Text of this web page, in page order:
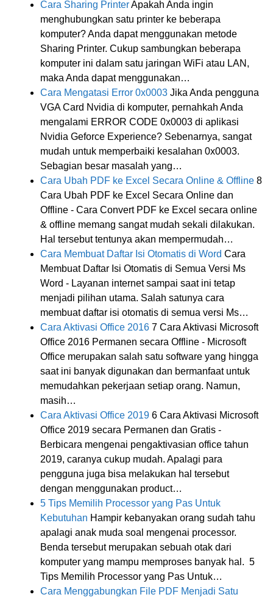
Cara Sharing PrinterApakah Anda ingin
menghubungkan satu printer ke beberapa
komputer? Anda dapat menggunakan metode
Sharing Printer. Cukup sambungkan beberapa
komputer ini dalam satu jaringan WiFi atau LAN,
maka Anda dapat menggunakan…
Cara Mengatasi Error 0x0003 Jika Anda pengguna
VGA Card Nvidia di komputer, pernahkah Anda
mengalami ERROR CODE 0x0003 di aplikasi
Nvidia Geforce Experience? Sebenarnya, sangat
mudah untuk memperbaiki kesalahan 0x0003.
Sebagian besar masalah yang…
Cara Ubah PDF ke Excel Secara Online & Offline 8
Cara Ubah PDF ke Excel Secara Online dan
Offline - Cara Convert PDF ke Excel secara online
& offline memang sangat mudah sekali dilakukan.
Hal tersebut tentunya akan mempermudah…
Cara Membuat Daftar Isi Otomatis di Word Cara
Membuat Daftar Isi Otomatis di Semua Versi Ms
Word - Layanan internet sampai saat ini tetap
menjadi pilihan utama. Salah satunya cara
membuat daftar isi otomatis di semua versi Ms…
Cara Aktivasi Office 2016 7 Cara Aktivasi Microsoft
Office 2016 Permanen secara Offline - Microsoft
Office merupakan salah satu software yang hingga
saat ini banyak digunakan dan bermanfaat untuk
memudahkan pekerjaan setiap orang. Namun,
masih…
Cara Aktivasi Office 2019 6 Cara Aktivasi Microsoft
Office 2019 secara Permanen dan Gratis -
Berbicara mengenai pengaktivasian office tahun
2019, caranya cukup mudah. Apalagi para
pengguna juga bisa melakukan hal tersebut
dengan menggunakan product…
5 Tips Memilih Processor yang Pas Untuk
Kebutuhan Hampir kebanyakan orang sudah tahu
apalagi anak muda soal mengenai processor.
Benda tersebut merupakan sebuah otak dari
komputer yang mampu memproses banyak hal. 5
Tips Memilih Processor yang Pas Untuk…
Cara Menggabungkan File PDF Menjadi Satu